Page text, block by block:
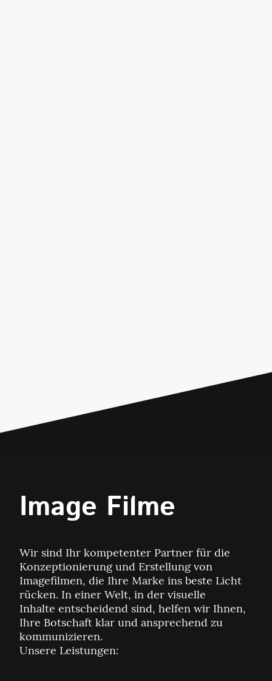
Image Filme
Wir sind Ihr kompetenter Partner für die
Konzeptionierung und Erstellung von
Imagefilmen, die Ihre Marke ins beste Licht
rücken. In einer Welt, in der visuelle
Inhalte entscheidend sind, helfen wir Ihnen,
Ihre Botschaft klar und ansprechend zu
kommunizieren.
Unsere Leistungen: